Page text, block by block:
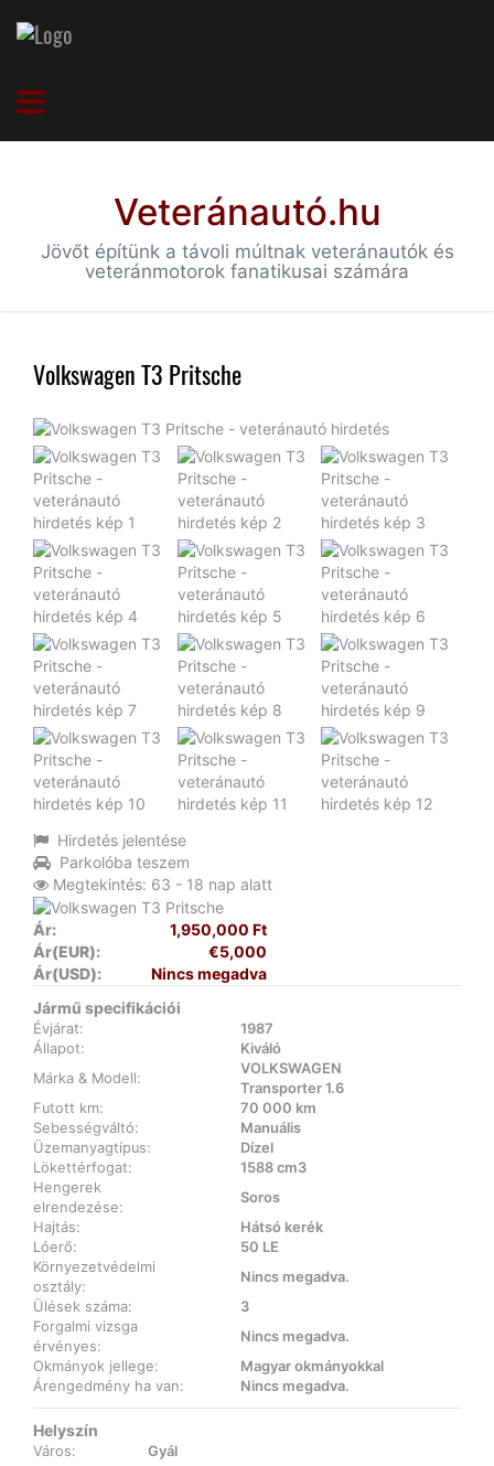
Veteránautó.hu
Jövőt építünk a távoli múltnak veteránautók és
veteránmotorok fanatikusai számára
Volkswagen T3 Pritsche
Hirdetés jelentése
Parkolóba teszem
Megtekintés: 63 - 18 nap alatt
Ár:
1,950,000 Ft
Ár(EUR):
€5,000
Ár(USD):
Nincs megadva
Jármű specifikációi
Évjárat:
1987
Állapot:
Kiváló
Márka & Modell:
VOLKSWAGEN
Transporter 1.6
Futott km:
70 000 km
Sebességváltó:
Manuális
Üzemanyagtípus:
Dízel
Lökettérfogat:
1588 cm3
Hengerek
elrendezése:
Soros
Hajtás:
Hátsó kerék
Lóerő:
50 LE
Környezetvédelmi
osztály:
Nincs megadva.
Ülések száma:
3
Forgalmi vizsga
érvényes:
Nincs megadva.
Okmányok jellege:
Magyar okmányokkal
Árengedmény ha van:
Nincs megadva.
Helyszín
Város: Gyál